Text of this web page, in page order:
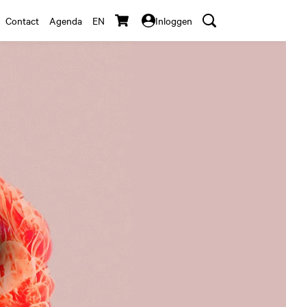
Contact Agenda EN Inloggen